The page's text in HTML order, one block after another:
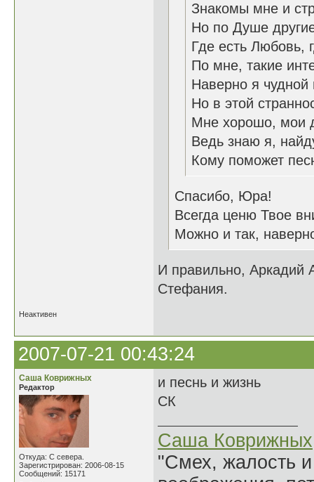
Знакомы мне и
Но по Душе
Где есть Любовь,
По мне, такие
Наверно я чудной
Но в этой
Мне хорошо, мои
Ведь знаю я,
Кому поможет
Спасибо, Юра!
Всегда ценю Твое
Можно и так,
И правильно,
Стефания.
Неактивен
2007-07-21 00:43:24
Саша Коврижных
Редактор
Откуда: С севера.
Зарегистрирован: 2006-08-15
Сообщений: 15171
и песнь и жизнь
СК
Саша Коврижных
"Смех, жалость